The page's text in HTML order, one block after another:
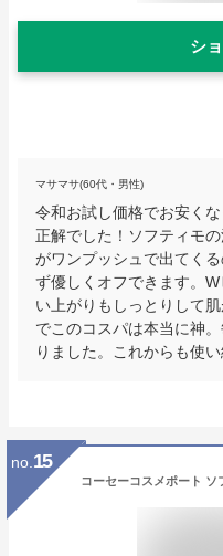
シ
マサマサ(60代・男性)
令和お試し価格でお安く
正解でした！ソフティモ
がワンプッシュで出てく
ず優しくオフできます。
い上がりもしっとりして
でこのコスパは本当に神
りました。これからも使
no. 15